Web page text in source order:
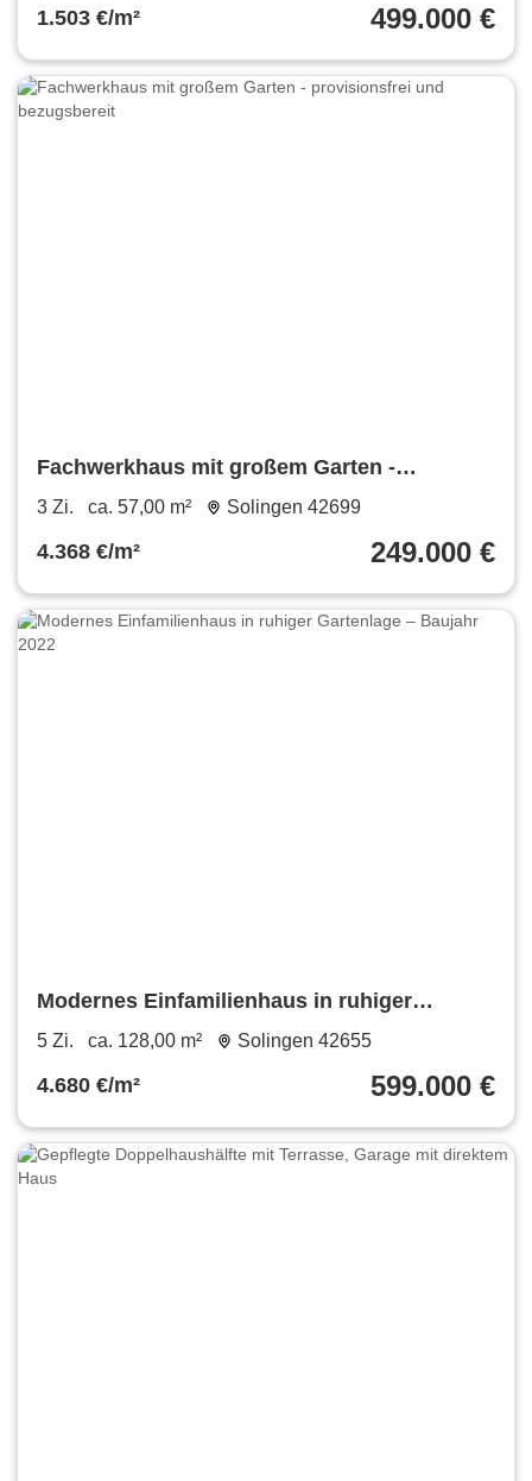
1.503 €/m² 499.000 €
Fachwerkhaus mit großem Garten -
provisionsfrei und bezugsbereit
3 Zi. ca. 57,00 m² Solingen 42699
4.368 €/m² 249.000 €
Modernes Einfamilienhaus in ruhiger
Gartenlage – Baujahr 2022
5 Zi. ca. 128,00 m² Solingen 42655
4.680 €/m² 599.000 €